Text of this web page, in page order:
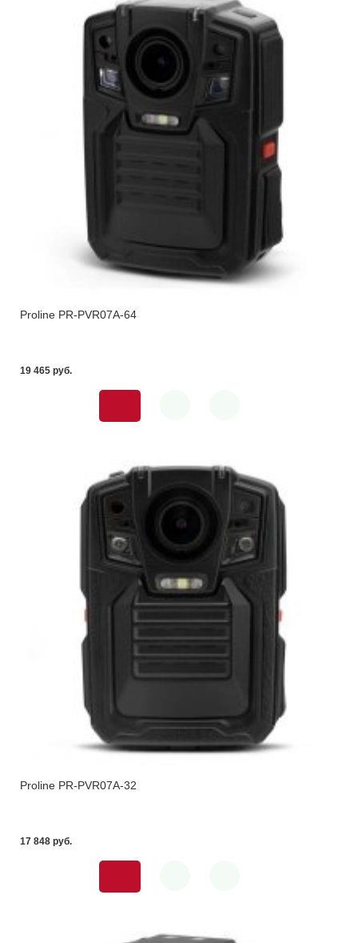
Proline PR-PVR07A-64
19 465 pуб.
Proline PR-PVR07A-32
17 848 pуб.